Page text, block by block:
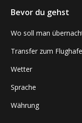
Bevor du gehst
Wo soll man
Transfer zum
Wetter
Sprache
Währung